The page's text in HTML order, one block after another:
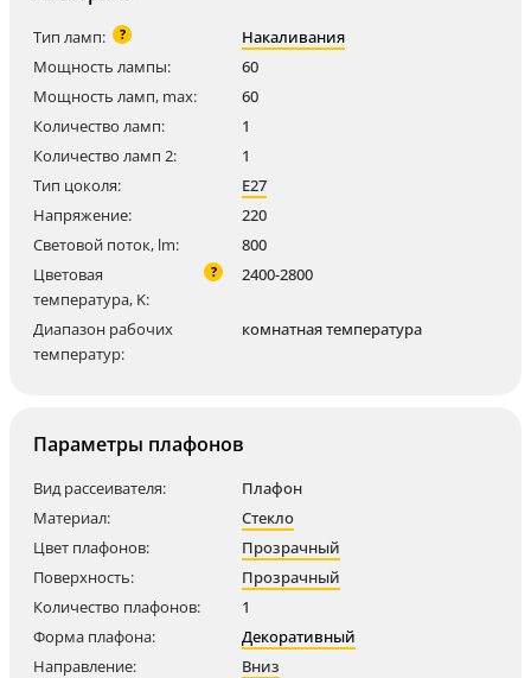
Тип ламп: ?
Накаливания
Мощность лампы:
60
Мощность ламп, max:
60
Количество ламп:
1
Количество ламп 2:
1
Тип цоколя:
E27
Напряжение:
220
Световой поток, lm:
800
Цветовая
температура, K:
? 2400-2800
Диапазон рабочих
температур:
комнатная температура
Параметры плафонов
Вид рассеивателя:
Плафон
Материал:
Стекло
Цвет плафонов:
Прозрачный
Поверхность:
Прозрачный
Количество плафонов:
1
Форма плафона:
Декоративный
Направление:
Вниз